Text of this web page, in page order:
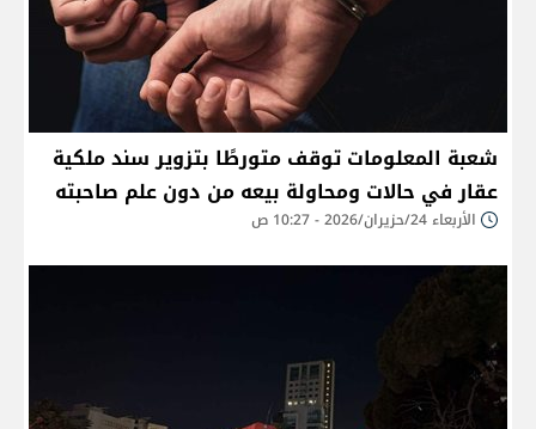
شعبة المعلومات توقف متورطًا بتزوير سند ملكية
عقار في حالات ومحاولة بيعه من دون علم صاحبته
الأربعاء 24/حزيران/2026 - 10:27 ص